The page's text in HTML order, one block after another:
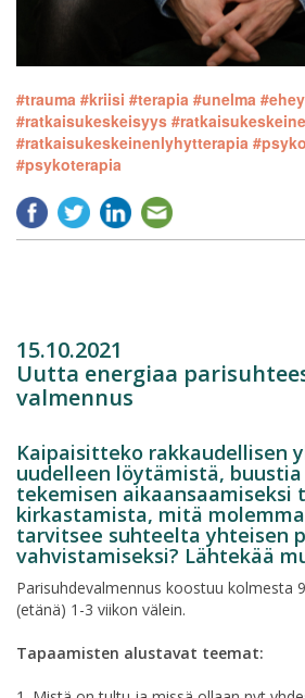
#trauma #kriisi #terapia #unelma
#ratkaisukeskeisyys
#ratkaisukeskeinenlyhytterapia
#psykoterapia
15.10.2021
Uutta energiaa
valmennus
Kaipaisitteko rakkaudellisen
uudelleen löytämistä,
tekemisen aikaansaamiseksi
kirkastamista, mitä
tarvitsee suhteelta yhteisen
vahvistamiseksi? Lähtekää
Parisuhdevalmennus koostuu kolmesta
(etänä) 1-3 viikon välein.
Tapaamisten alustavat teemat: